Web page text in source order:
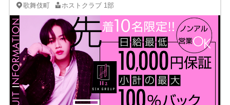
歌舞伎町 ホストクラブ 1部